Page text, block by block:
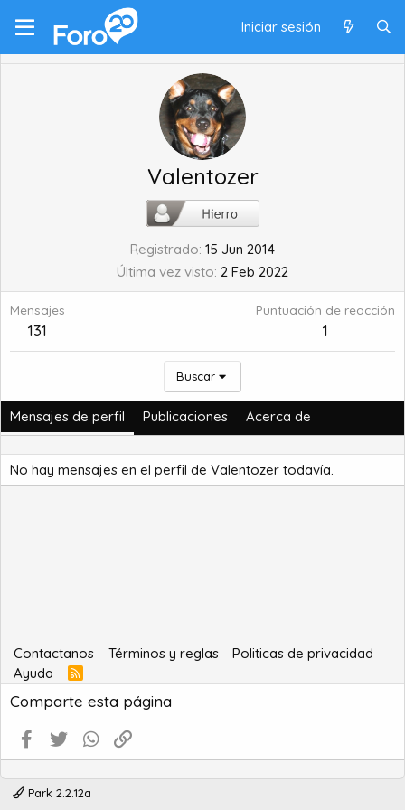
Iniciar sesión
Valentozer
Registrado 15 Jun 2014
Última vez visto 2 Feb 2022
Mensajes
131
Puntuación de reacción
1
Buscar
Mensajes de perfil Publicaciones Acerca de
No hay mensajes en el perfil de Valentozer todavía.
Contactanos Términos y reglas
Politicas de privacidad
Ayuda
R
S
S
Comparte esta página
Facebook
Twitter WhatsApp
Park 2.2.12a